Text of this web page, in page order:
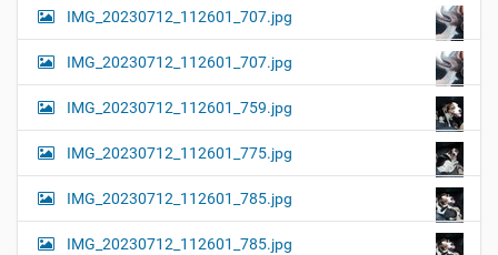
IMG_20230712_112601_707.jpg
IMG_20230712_112601_707.jpg
IMG_20230712_112601_759.jpg
IMG_20230712_112601_775.jpg
IMG_20230712_112601_785.jpg
IMG_20230712_112601_785.jpg